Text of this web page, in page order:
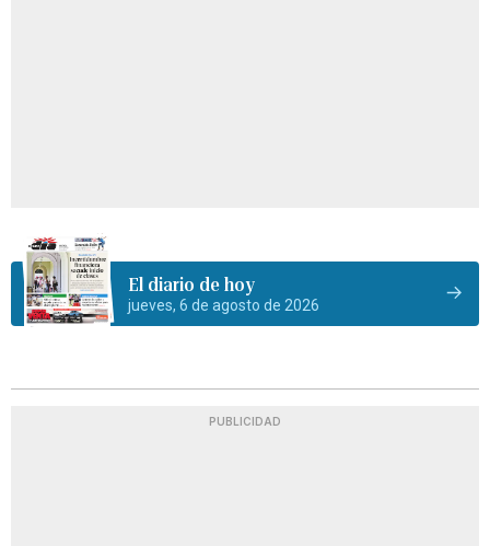
El diario de hoy
jueves, 6 de agosto de 2026
PUBLICIDAD